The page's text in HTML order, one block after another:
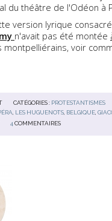
du théâtre de l'Odéon à
version lyrique
n'avait pas été montée
montpelliérains, voir
CATÉGORIES : PROTESTANTISMES
LES HUGUENOTS BELGIQUE ,
4 COMMENTAIRES